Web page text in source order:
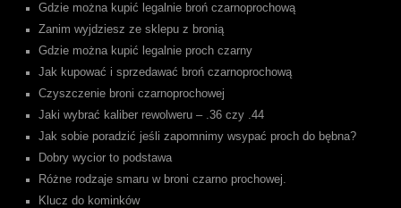
Gdzie można kupić legalnie broń czarnoprochową
Zanim wyjdziesz ze sklepu z bronią
Gdzie można kupić legalnie proch czarny
Jak kupować i sprzedawać broń czarnoprochową
Czyszczenie broni czarnoprochowej
Jaki wybrać kaliber rewolweru – .36 czy .44
Jak sobie poradzić jeśli zapomnimy wsypać proch do bębna?
Dobry wycior to podstawa
Różne rodzaje smaru w broni czarno prochowej.
Klucz do kominków